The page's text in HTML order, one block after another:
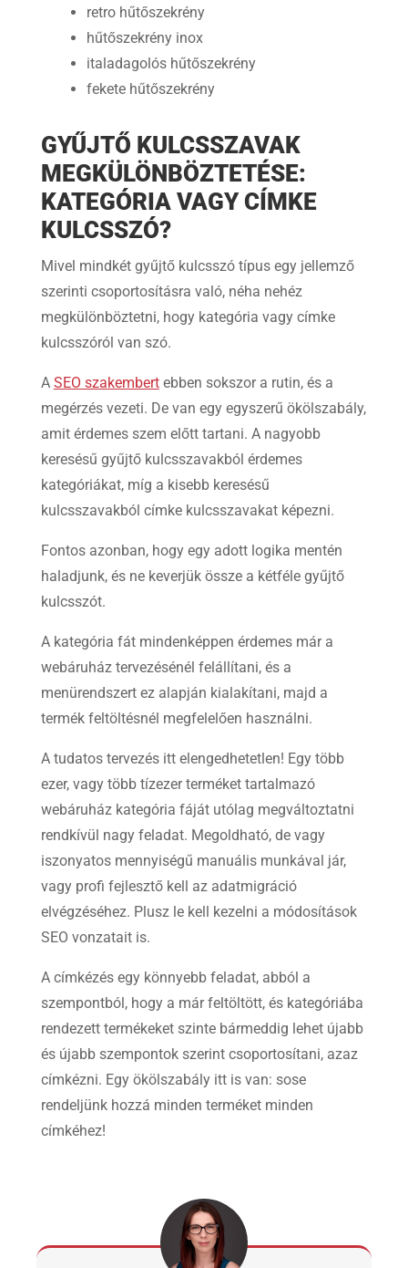
retro hűtőszekrény
hűtőszekrény inox
italadagolós hűtőszekrény
fekete hűtőszekrény
GYŰJTŐ KULCSSZAVAK
MEGKÜLÖNBÖZTETÉSE:
KATEGÓRIA VAGY CÍMKE
KULCSSZÓ?
Mivel mindkét gyűjtő kulcsszó típus egy jellemző
szerinti csoportosításra való, néha nehéz
megkülönböztetni, hogy kategória vagy címke
kulcsszóról van szó.
A SEO szakembertebben sokszor a rutin, és a
megérzés vezeti. De van egy egyszerű ökölszabály,
amit érdemes szem előtt tartani. A nagyobb
keresésű gyűjtő kulcsszavakból érdemes
kategóriákat, míg a kisebb keresésű
kulcsszavakból címke kulcsszavakat képezni.
Fontos azonban, hogy egy adott logika mentén
haladjunk, és ne keverjük össze a kétféle gyűjtő
kulcsszót.
A kategória fát mindenképpen érdemes már a
webáruház tervezésénél felállítani, és a
menürendszert ez alapján kialakítani, majd a
termék feltöltésnél megfelelően használni.
A tudatos tervezés itt elengedhetetlen! Egy több
ezer, vagy több tízezer terméket tartalmazó
webáruház kategória fáját utólag megváltoztatni
rendkívül nagy feladat. Megoldható, de vagy
iszonyatos mennyiségű manuális munkával jár,
vagy profi fejlesztő kell az adatmigráció
elvégzéséhez. Plusz le kell kezelni a módosítások
SEO vonzatait is.
A címkézés egy könnyebb feladat, abból a
szempontból, hogy a már feltöltött, és kategóriába
rendezett termékeket szinte bármeddig lehet újabb
és újabb szempontok szerint csoportosítani, azaz
címkézni. Egy ökölszabály itt is van: sose
rendeljünk hozzá minden terméket minden
címkéhez!